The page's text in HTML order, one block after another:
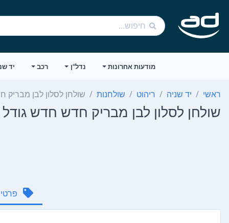
מודעות אחרונות נדל"ן רכב יד
ראשי יד שניה ריהוט שולחנות שולחן לסלון לבן מבריק
שולחן לסלון לבן מבריק חדש חדש גודל